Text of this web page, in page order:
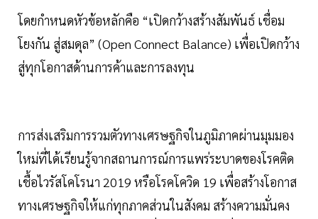
โดยกำหนดหัวข้อหลักคือ “เปิดกว้างสร้างสัมพันธ์ เชื่อม
โยงกัน สู่สมดุล” (Open Connect Balance) เพื่อเปิดกว้าง
สู่ทุกโอกาสด้านการค้าและการลงทุน
การส่งเสริมการรวมตัวทางเศรษฐกิจในภูมิภาคผ่านมุมมอง
ใหม่ที่ได้เรียนรู้จากสถานการณ์การแพร่ระบาดของโรคติด
เชื้อไวรัสโคโรนา 2019 หรือโรคโควิด 19 เพื่อสร้างโอกาส
ทางเศรษฐกิจให้แก่ทุกภาคส่วนในสังคม สร้างความมั่นคง